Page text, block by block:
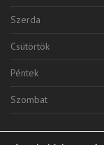
Szerda
Csütörtök
Péntek
Szombat